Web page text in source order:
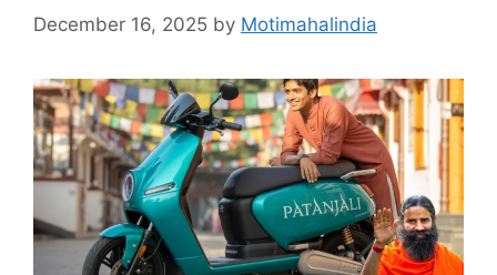
December 16, 2025 by Motimahalindia